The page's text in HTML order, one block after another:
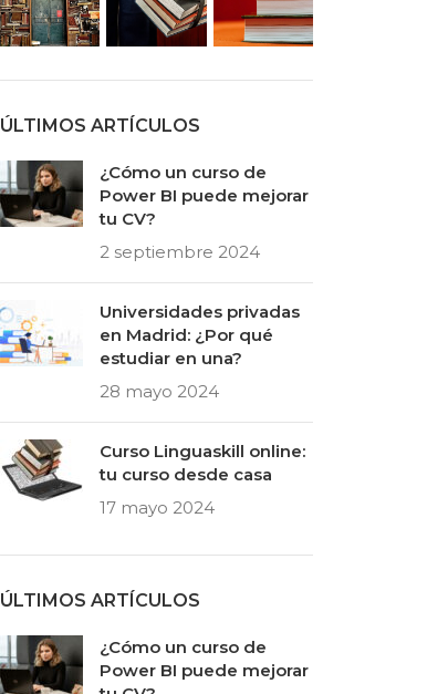
ÚLTIMOS ARTÍCULOS
¿Cómo un curso de
Power BI puede mejorar
tu CV?
2 septiembre 2024
Universidades privadas
en Madrid: ¿Por qué
estudiar en una?
28 mayo 2024
Curso Linguaskill online:
tu curso desde casa
17 mayo 2024
ÚLTIMOS ARTÍCULOS
¿Cómo un curso de
Power BI puede mejorar